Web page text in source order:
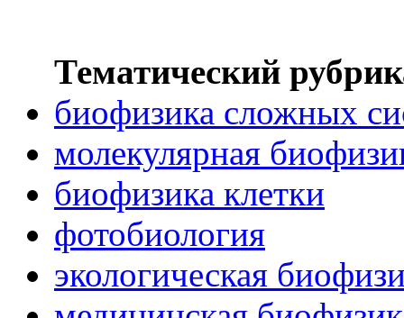
Тематический
биофизика сложных
молекулярная
биофизика клетки
фотобиология
экологическая